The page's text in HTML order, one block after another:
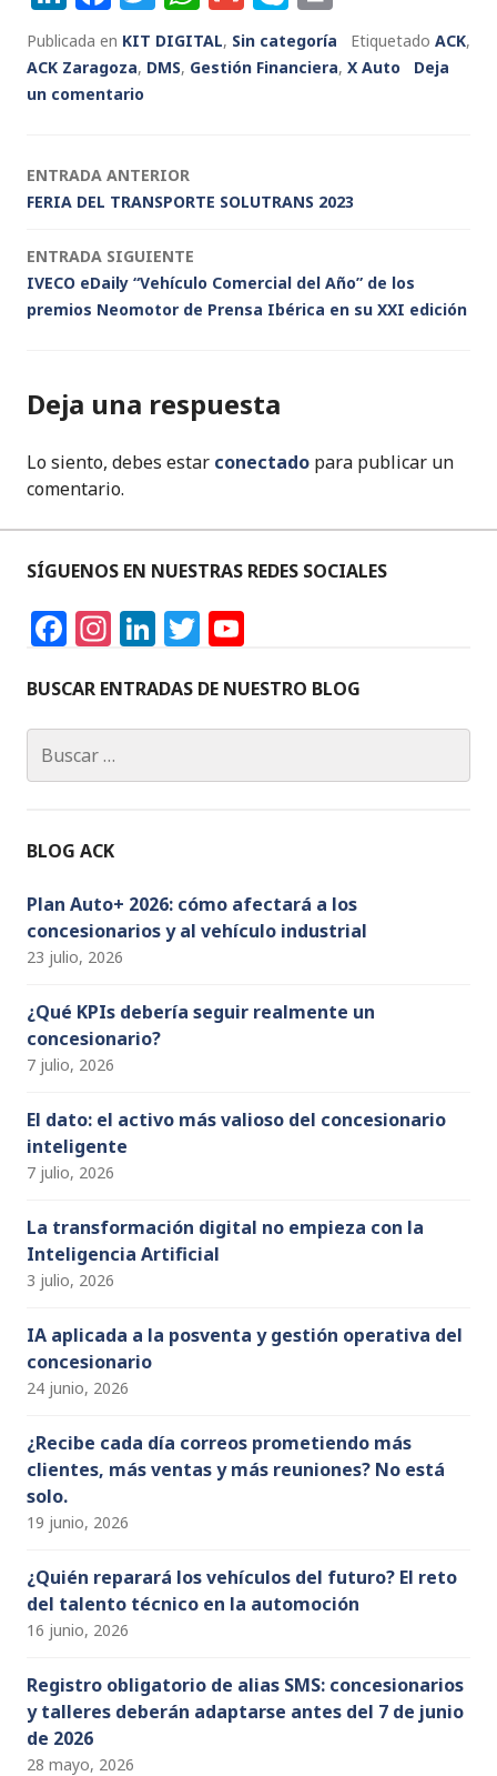
n
k
e
n
a
c
e
o
o
k
w
it
h
a
p
m
ai
k
y
ri
n
Publicada en KIT DIGITAL, Sin categoría Etiquetado ACK,
ACK Zaragoza, DMS, Gestión Financiera, X Auto
Deja
un comentario
Navegación
entradas
ENTRADA ANTERIOR
FERIA DEL TRANSPORTE SOLUTRANS 2023
ENTRADA SIGUIENTE
IVECO eDaily “Vehículo Comercial del Año” de los
premios Neomotor de Prensa Ibérica en su XXI edición
Deja una respuesta
Lo siento, debes estar conectado para publicar un
comentario.
SÍGUENOS EN NUESTRAS REDES SOCIALES
F
c
e
b
o
In
a
g
ra
Li
k
e
dI
T
it
te
r
u
T
u
h
a
n
BUSCAR ENTRADAS DE NUESTRO BLOG
BLOG ACK
Plan Auto+ 2026: cómo afectará a los
concesionarios y al vehículo industrial
23 julio, 2026
¿Qué KPIs debería seguir realmente un
concesionario?
7 julio, 2026
El dato: el activo más valioso del concesionario
inteligente
7 julio, 2026
La transformación digital no empieza con la
Inteligencia Artificial
3 julio, 2026
IA aplicada a la posventa y gestión operativa del
concesionario
24 junio, 2026
¿Recibe cada día correos prometiendo más
clientes, más ventas y más reuniones? No está
solo.
19 junio, 2026
¿Quién reparará los vehículos del futuro? El reto
del talento técnico en la automoción
16 junio, 2026
Registro obligatorio de alias SMS: concesionarios
y talleres deberán adaptarse antes del 7 de junio
de 2026
28 mayo, 2026